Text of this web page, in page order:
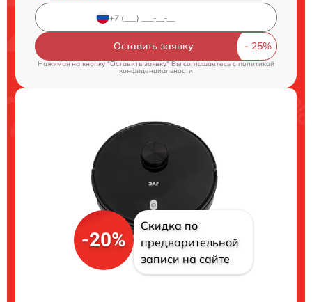
Оставить заявку
Нажимая на кнопку "Оставить заявку" Вы соглашаетесь cполитикой
конфиденциальности
-20%
Скидка по
предварительной
записи на сайте